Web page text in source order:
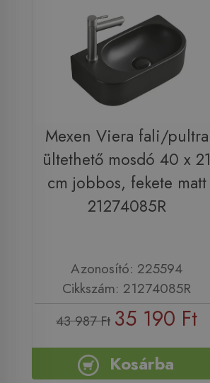
Mexen Viera fali/pultra
ültethető mosdó 40 x 21
cm jobbos, fekete matt
21274085R
Azonosító: 225594
Cikkszám: 21274085R
43 987 Ft 35 190 Ft
Kosárba